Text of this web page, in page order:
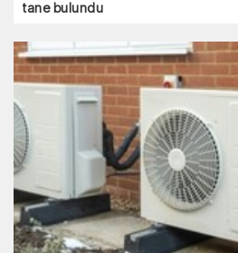
tane bulundu